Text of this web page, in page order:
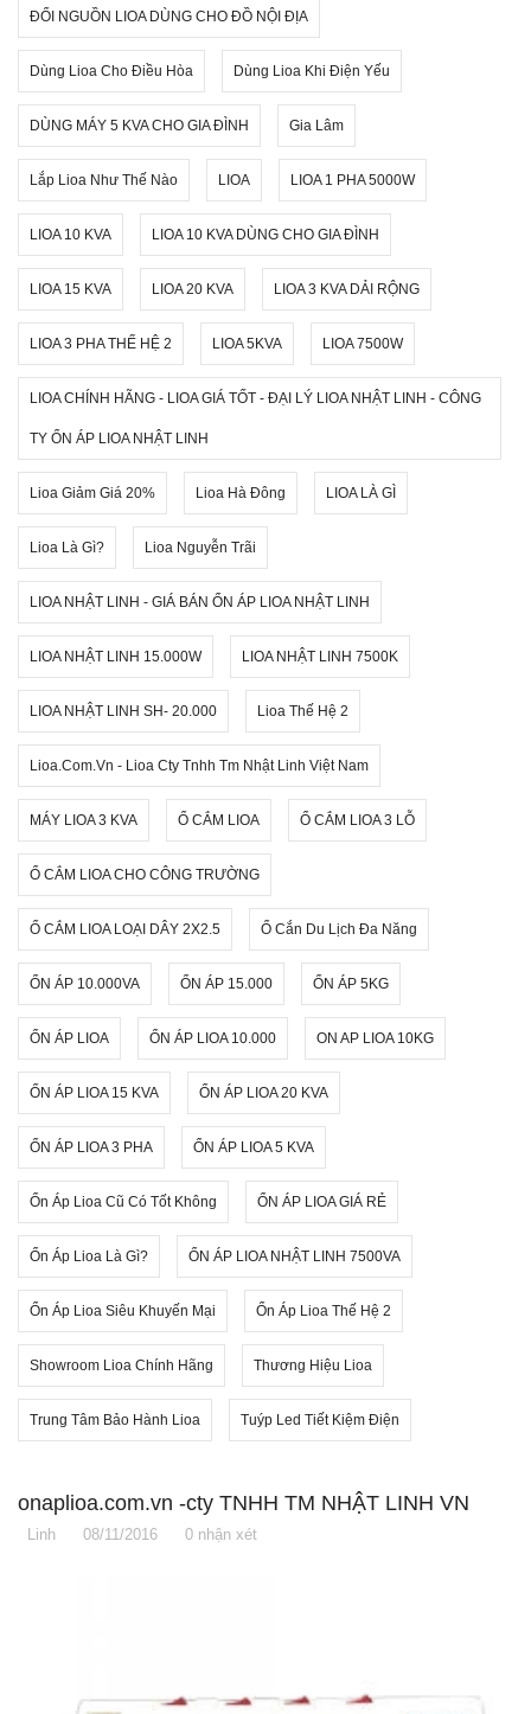
ĐỔI NGUỒN LIOA DÙNG CHO ĐỒ NỘI ĐỊA
Dùng Lioa Cho Điều Hòa Dùng Lioa Khi Điện Yếu
DÙNG MÁY 5 KVA CHO GIA ĐÌNH Gia Lâm
Lắp Lioa Như Thế Nào LIOA LIOA 1 PHA 5000W
LIOA 10 KVA LIOA 10 KVA DÙNG CHO GIA ĐÌNH
LIOA 15 KVA LIOA 20 KVA LIOA 3 KVA DẢI RỘNG
LIOA 3 PHA THẾ HỆ 2 LIOA 5KVA LIOA 7500W
LIOA CHÍNH HÃNG - LIOA GIÁ TỐT - ĐẠI LÝ LIOA NHẬT LINH - CÔNG
TY ỔN ÁP LIOA NHẬT LINH
Lioa Giảm Giá 20% Lioa Hà Đông LIOA LÀ GÌ
Lioa Là Gì? Lioa Nguyễn Trãi
LIOA NHẬT LINH - GIÁ BÁN ỔN ÁP LIOA NHẬT LINH
LIOA NHẬT LINH 15.000W LIOA NHẬT LINH 7500K
LIOA NHẬT LINH SH- 20.000 Lioa Thế Hệ 2
Lioa.com.vn - Lioa Cty Tnhh Tm Nhật Linh Việt Nam
MÁY LIOA 3 KVA Ổ CẮM LIOA Ổ CẮM LIOA 3 LỖ
Ổ CẮM LIOA CHO CÔNG TRƯỜNG
Ổ CẮM LIOA LOẠI DÂY 2X2.5 Ổ Cắn Du Lịch Đa Năng
ỔN ÁP 10.000VA ỔN ÁP 15.000 ỔN ÁP 5KG
ỔN ÁP LIOA ỔN ÁP LIOA 10.000 ON AP LIOA 10KG
ỔN ÁP LIOA 15 KVA ỔN ÁP LIOA 20 KVA
ỔN ÁP LIOA 3 PHA ỔN ÁP LIOA 5 KVA
Ổn Áp Lioa Cũ Có Tốt Không ỔN ÁP LIOA GIÁ RẺ
Ổn Áp Lioa Là Gì? ỔN ÁP LIOA NHẬT LINH 7500VA
Ổn Áp Lioa Siêu Khuyến Mại Ổn Áp Lioa Thế Hệ 2
Showroom Lioa Chính Hãng Thương Hiệu Lioa
Trung Tâm Bảo Hành Lioa Tuýp Led Tiết Kiệm Điện
onaplioa.com.vn -cty TNHH TM NHẬT LINH VN
Linh 08/11/2016 0 nhận xét